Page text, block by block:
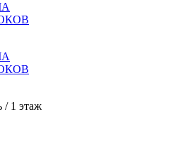
/ 1 этаж